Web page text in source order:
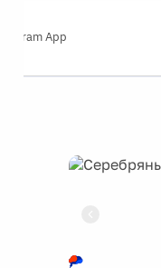
Telegram App